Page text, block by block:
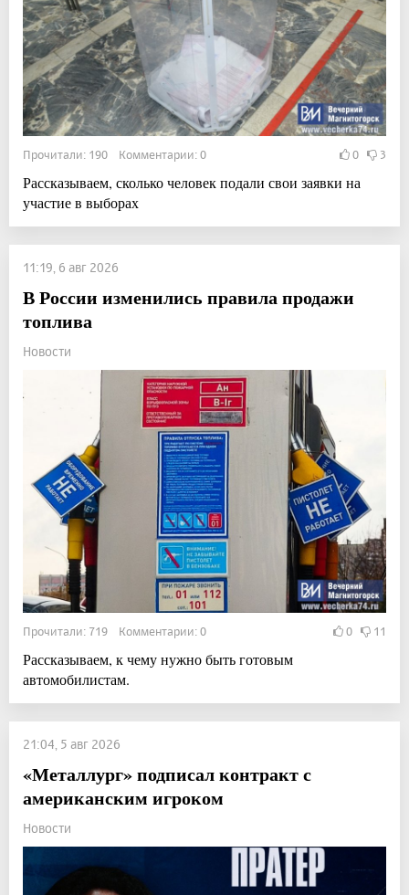
Прочитали: 190 Комментарии: 0 0 3
Рассказываем, сколько человек подали свои заявки на
участие в выборах
11:19, 6 авг 2026
В России изменились правила продажи
топлива
Новости
Прочитали: 719 Комментарии: 0 0 11
Рассказываем, к чему нужно быть готовым
автомобилистам.
21:04, 5 авг 2026
«Металлург» подписал контракт с
американским игроком
Новости